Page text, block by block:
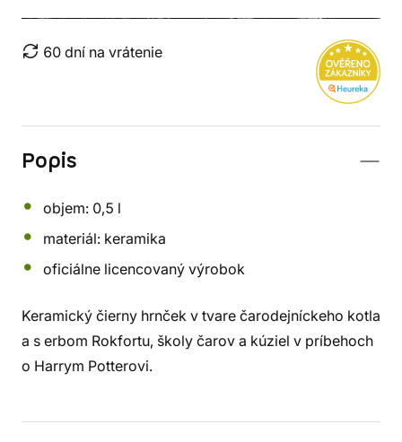
60 dní na vrátenie
Popis
objem: 0,5 l
materiál: keramika
oficiálne licencovaný výrobok
Keramický čierny hrnček v tvare čarodejníckeho kotla
a s erbom Rokfortu, školy čarov a kúziel v príbehoch
o Harrym Potterovi.